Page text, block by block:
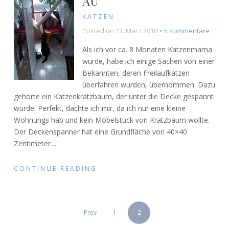
KATZEN
Posted on 13. März 2010 5 Kommentarezu
Als ich vor ca. 8 Monaten Katzenmama
wurde, habe ich einige Sachen von einer
Bekannten, deren Freilaufkatzen
überfahren wurden, übernommen. Dazu
gehörte ein Katzenkratzbaum, der unter die Decke gespannt
wurde. Perfekt, dachte ich mir, da ich nur eine kleine
Wohnungs hab und kein Möbelstück von Kratzbaum wollte.
Der Deckenspanner hat eine Grundfläche von 40×40
Zentimeter…
CONTINUE READING
SEITENNUMMERIERUNG
Prev 1 2